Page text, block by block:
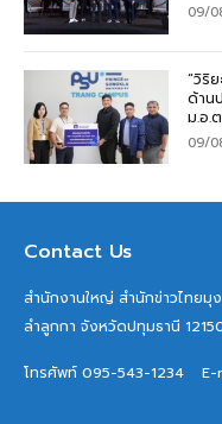
09/
“วิริ
ด้าน
ม.อ.
09/
Contact Us
สำนักงานใหญ่ สำนักข่าวไทยมุ
ลำลูกกา จังหวัดปทุมธานี
โทรศัพท์ 095-543-1234 E-